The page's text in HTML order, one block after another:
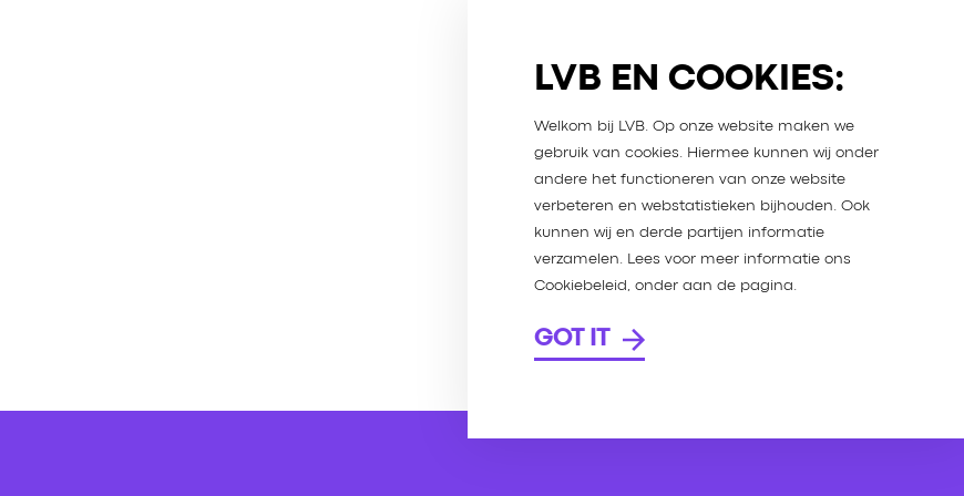
LVB EN COOKIES:
Welkom bij LVB. Op onze website maken we
gebruik van cookies. Hiermee kunnen wij onder
andere het functioneren van onze website
verbeteren en webstatistieken bijhouden. Ook
kunnen wij en derde partijen informatie
verzamelen. Lees voor meer informatie ons
Cookiebeleid, onder aan de pagina.
GOT IT